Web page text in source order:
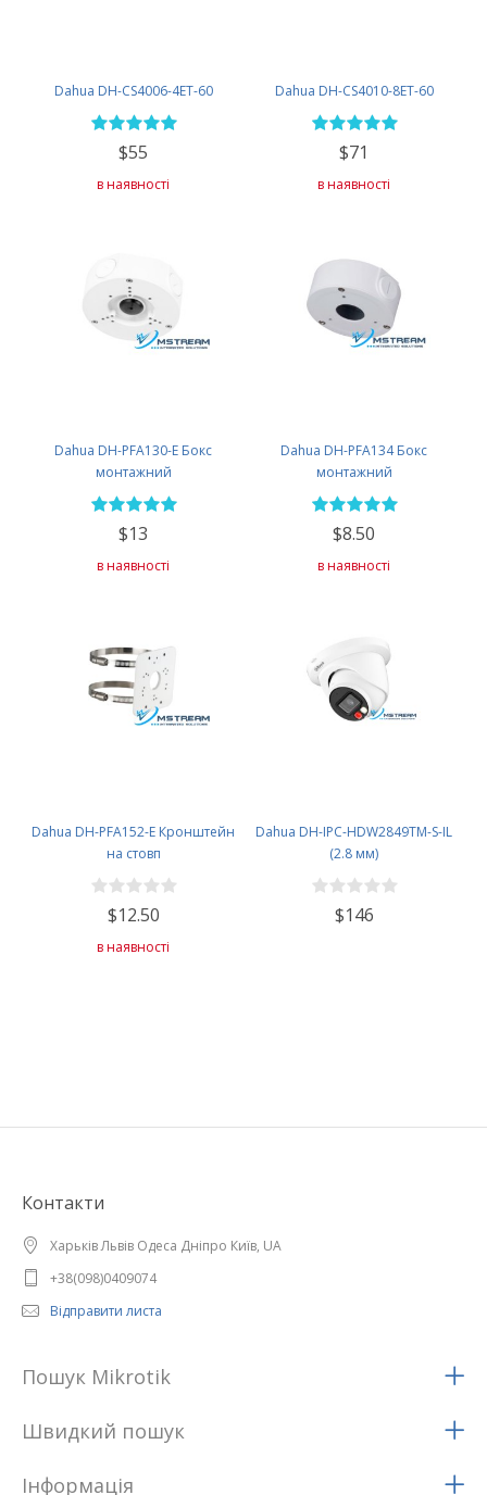
Dahua DH-CS4006-4ET-60
$55
в наявності
Dahua DH-CS4010-8ET-60
$71
в наявності
Dahua DH-PFA130-E Бокс
монтажний
$13
в наявності
Dahua DH-PFA134 Бокс
монтажний
$8.50
в наявності
Dahua DH-PFA152-E Кронштейн
на стовп
$12.50
в наявності
Dahua DH-IPC-HDW2849TM-S-IL
(2.8 мм)
$146
Контакти
Харьків Львів Одеса Дніпро Київ, UA
+38(098)0409074
Відправити листа
Пошук Mikrotik
Швидкий пошук
Iнформацiя